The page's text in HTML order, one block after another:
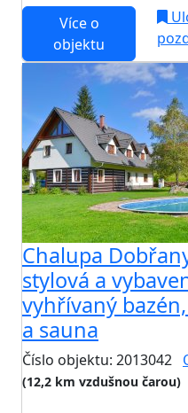
Více o
objektu
Chalupa
stylová a
vyhřívaný
a sauna
Číslo objektu: 2013042
(12,2 km vzdušnou čarou)